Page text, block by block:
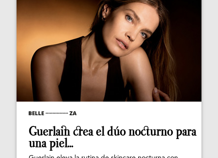
Guerlain crea el dúo nocturno para
una piel...